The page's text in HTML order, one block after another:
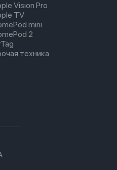
Vision Pro
TV
mini
2
техника